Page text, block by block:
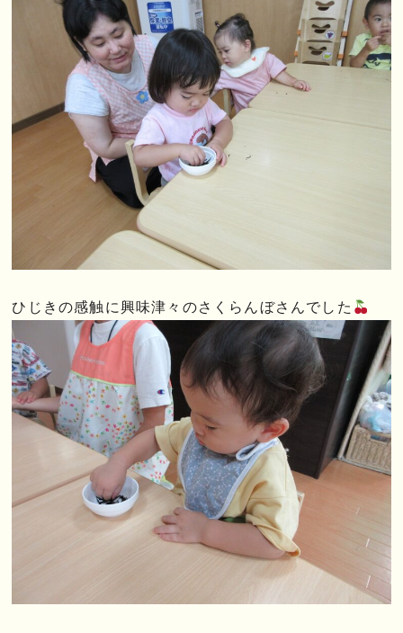
ひじきの感触に興味津々のさくらんぼさんでした